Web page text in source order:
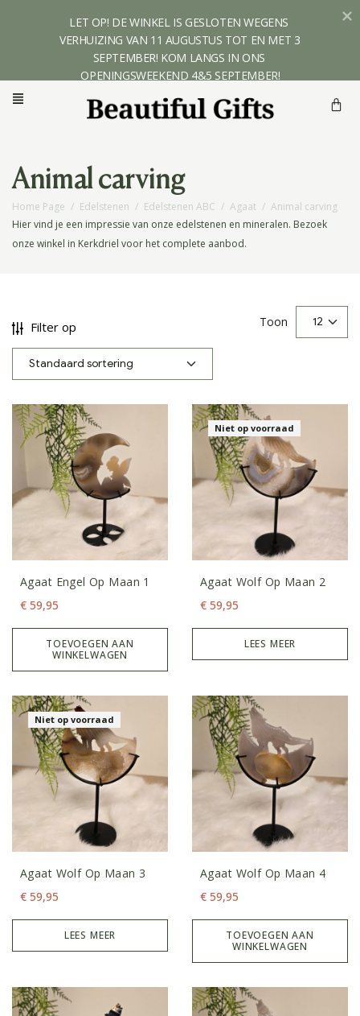
Animal carving
Home Page / Edelstenen / Edelstenen ABC / Agaat / Animal carving
Hier vind je een impressie van onze edelstenen en mineralen. Bezoek
onze winkel in Kerkdriel voor het complete aanbod.
Filter op Toon
Agaat Engel Op Maan 1
€ 59,95
TOEVOEGEN AAN
WINKELWAGEN
Niet op voorraad
Agaat Wolf Op Maan 2
€ 59,95
LEES MEER
Niet op voorraad
Agaat Wolf Op Maan 3
€ 59,95
LEES MEER
Agaat Wolf Op Maan 4
€ 59,95
TOEVOEGEN AAN
WINKELWAGEN
LET OP! DE WINKEL IS GESLOTEN WEGENS
VERHUIZING VAN 11 AUGUSTUS TOT EN MET 3
SEPTEMBER! KOM LANGS IN ONS
OPENINGSWEEKEND 4&5 SEPTEMBER!